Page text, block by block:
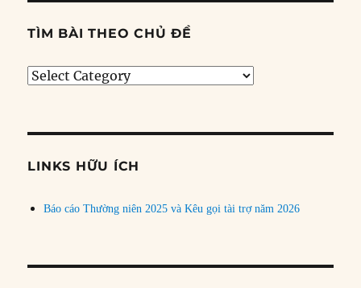
TÌM BÀI THEO CHỦ ĐỀ
Tìm
đề
LINKS HỮU ÍCH
Báo cáo Thường niên 2025 và Kêu gọi tài trợ năm 2026